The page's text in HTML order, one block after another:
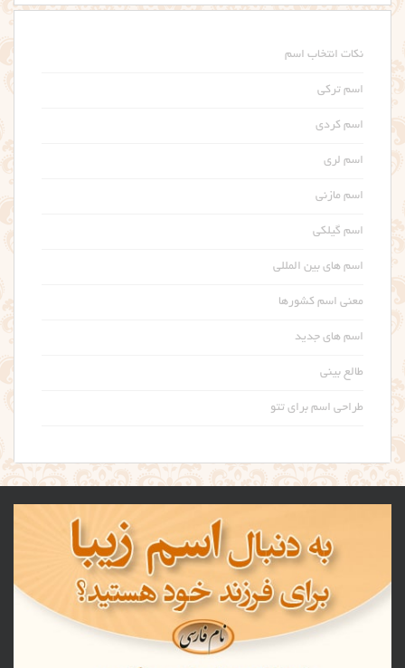
نکات انتخاب اسم
اسم ترکی
اسم کردی
اسم لری
اسم مازنی
اسم گیلکی
اسم های بین المللی
معنی اسم کشورها
اسم های جدید
طالع بینی
طراحی اسم برای تتو